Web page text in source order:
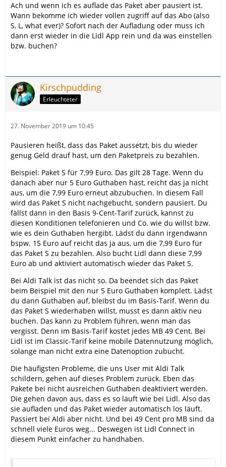
Ach und wenn ich es auflade das Paket aber pausiert ist.
Wann bekomme ich wieder vollen zugriff auf das Abo (also
S, L, what ever)? Sofort nach der Aufladung oder muss ich
dann erst wieder in die Lidl App rein und da was einstellen
bzw. buchen?
Kirschpudding
Erleuchteter
27. November 2019 um 10:45
Pausieren heißt, dass das Paket aussetzt, bis du wieder
genug Geld drauf hast, um den Paketpreis zu bezahlen.
Beispiel: Paket S für 7,99 Euro. Das gilt 28 Tage. Wenn du
danach aber nur 5 Euro Guthaben hast, reicht das ja nicht
aus, um die 7,99 Euro erneut abzubuchen. In diesem Fall
wird das Paket S nicht nachgebucht, sondern pausiert. Du
fällst dann in den Basis 9-Cent-Tarif zurück, kannst zu
diesen Konditionen telefonieren und Co. wie du willst bzw.
wie es dein Guthaben hergibt. Lädst du dann irgendwann
bspw. 15 Euro auf reicht das ja aus, um die 7,99 Euro für
das Paket S zu bezahlen. Also bucht Lidl dann diese 7,99
Euro ab und aktiviert automatisch wieder das Paket S.
Bei Aldi Talk ist das nicht so. Da beendet sich das Paket
beim Beispiel mit den nur 5 Euro Guthaben komplett. Lädst
du dann Guthaben auf, bleibst du im Basis-Tarif. Wenn du
das Paket S wiederhaben willst, musst es dann aktiv neu
buchen. Das kann zu Problem führen, wenn man das
vergisst. Denn im Basis-Tarif kostet jedes MB 49 Cent. Bei
Lidl ist im Classic-Tarif keine mobile Datennutzung möglich,
solange man nicht extra eine Datenoption zubucht.
Die häufigsten Probleme, die uns User mit Aldi Talk
schildern, gehen auf dieses Problem zurück. Eben das
Pakete bei nicht ausreichen Guthaben deaktiviert werden.
Die gehen davon aus, dass es so läuft wie bei Lidl. Also das
sie aufladen und das Paket wieder automatisch los läuft.
Passiert bei Aldi aber nicht. Und bei 49 Cent pro MB sind da
schnell viele Euros weg... Deswegen ist Lidl Connect in
diesem Punkt einfacher zu handhaben.